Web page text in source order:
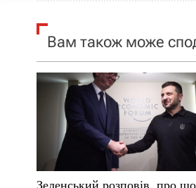
я
а
с
Вам також може